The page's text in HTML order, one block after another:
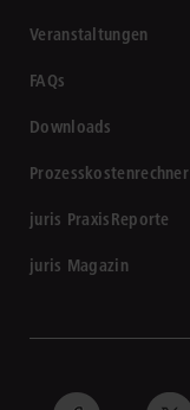
Veranstaltungen
FAQs
Downloads
Prozesskostenrechner
juris PraxisReporte
juris Magazin